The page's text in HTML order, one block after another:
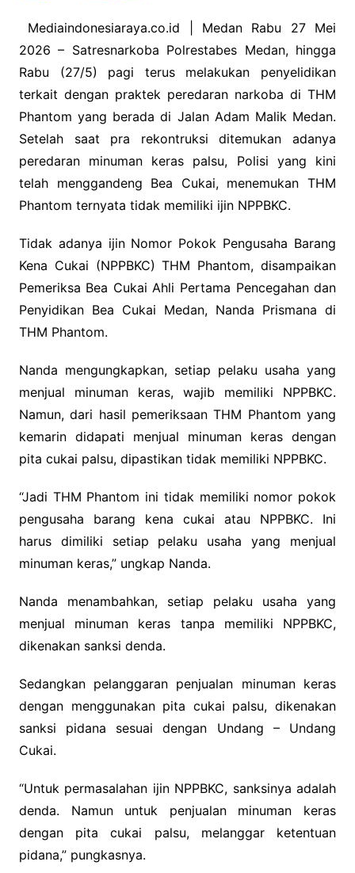
c
e
b
o
o
k
k
e
dI
n
at
s
A
p
p
Mediaindonesiaraya.co.id | Medan Rabu 27 Mei
2026 – Satresnarkoba Polrestabes Medan, hingga
Rabu (27/5) pagi terus melakukan penyelidikan
terkait dengan praktek peredaran narkoba di THM
Phantom yang berada di Jalan Adam Malik Medan.
Setelah saat pra rekontruksi ditemukan adanya
peredaran minuman keras palsu, Polisi yang kini
telah menggandeng Bea Cukai, menemukan THM
Phantom ternyata tidak memiliki ijin NPPBKC.
Tidak adanya ijin Nomor Pokok Pengusaha Barang
Kena Cukai (NPPBKC) THM Phantom, disampaikan
Pemeriksa Bea Cukai Ahli Pertama Pencegahan dan
Penyidikan Bea Cukai Medan, Nanda Prismana di
THM Phantom.
Nanda mengungkapkan, setiap pelaku usaha yang
menjual minuman keras, wajib memiliki NPPBKC.
Namun, dari hasil pemeriksaan THM Phantom yang
kemarin didapati menjual minuman keras dengan
pita cukai palsu, dipastikan tidak memiliki NPPBKC.
“Jadi THM Phantom ini tidak memiliki nomor pokok
pengusaha barang kena cukai atau NPPBKC. Ini
harus dimiliki setiap pelaku usaha yang menjual
minuman keras,” ungkap Nanda.
Nanda menambahkan, setiap pelaku usaha yang
menjual minuman keras tanpa memiliki NPPBKC,
dikenakan sanksi denda.
Sedangkan pelanggaran penjualan minuman keras
dengan menggunakan pita cukai palsu, dikenakan
sanksi pidana sesuai dengan Undang – Undang
Cukai.
“Untuk permasalahan ijin NPPBKC, sanksinya adalah
denda. Namun untuk penjualan minuman keras
dengan pita cukai palsu, melanggar ketentuan
pidana,” pungkasnya.